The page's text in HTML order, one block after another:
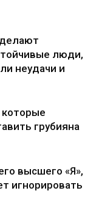
люди,
неудачи и
грубияна
высшего «Я»,
игнорировать